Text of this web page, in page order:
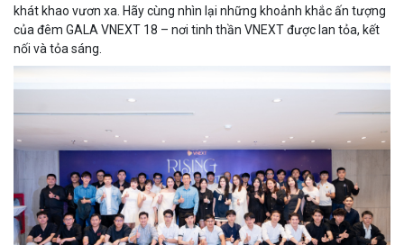
khát khao vươn xa. Hãy cùng nhìn lại những khoảnh khắc ấn tượng
của đêm GALA VNEXT 18 – nơi tinh thần VNEXT được lan tỏa, kết
nối và tỏa sáng.